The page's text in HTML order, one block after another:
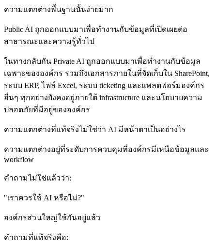
ความแตกต่างพื้นฐานนั้นง่ายมาก
Public AI ถูกออกแบบมาเพื่อทำงานกับข้อมูลที่เปิดเผยต่อ
สาธารณะและความรู้ทั่วไป
ในทางกลับกัน Private AI ถูกออกแบบมาเพื่อทำงานกับข้อมูล
เฉพาะขององค์กร รวมถึงเอกสารภายในที่จัดเก็บใน SharePoint,
ระบบ ERP, ไฟล์ Excel, ระบบ ticketing และแพลตฟอร์มองค์กร
อื่นๆ ทุกอย่างยังคงอยู่ภายใต้ infrastructure และนโยบายความ
ปลอดภัยที่มีอยู่ขององค์กร
ความแตกต่างที่แท้จริงไม่ใช่ว่า AI มีหน้าตาเป็นอย่างไร
ความแตกต่างอยู่ที่ระดับการควบคุมที่องค์กรมีเหนือข้อมูลและ
workflow
คำถามไม่ใช่แล้วว่า:
"เราควรใช้ AI หรือไม่?"
องค์กรส่วนใหญ่ใช้กันอยู่แล้ว
คำถามที่แท้จริงคือ: